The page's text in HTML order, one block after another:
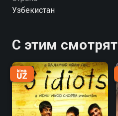
Узбекистан
С этим смотрят